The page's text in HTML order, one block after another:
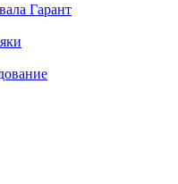
Гарант